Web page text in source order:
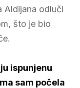
Aldijana odluči
što je bio
ispunjenu
sam počela